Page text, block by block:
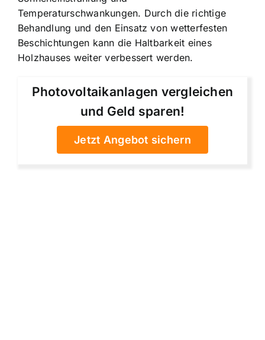
Temperaturschwankungen. Durch die richtige
Behandlung und den Einsatz von wetterfesten
Beschichtungen kann die Haltbarkeit eines
Holzhauses weiter verbessert werden.
Photovoltaikanlagen vergleichen
und Geld sparen!
Jetzt Angebot sichern